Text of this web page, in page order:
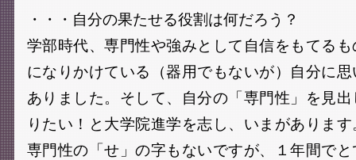
・・・自分の果たせる役割は何だろう？
学部時代、専門性や強みとして自信をもてる
になりかけている（器用でもないが）自分に
ありました。そして、自分の「専門性」を見
りたい！と大学院進学を志し、いまがありま
専門性の「せ」の字もないですが、１年間で